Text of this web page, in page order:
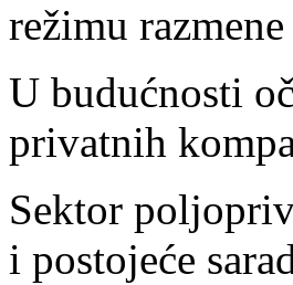
režimu
U budućnosti
privatnih
Sektor
i postojeće